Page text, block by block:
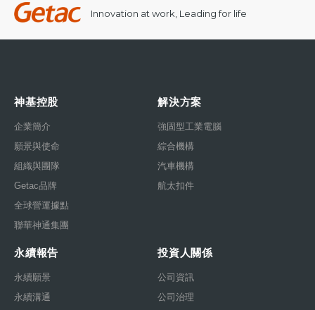
Innovation at work, Leading for life
神基控股
企業簡介
願景與使命
組織與團隊
Getac品牌
全球營運據點
聯華神通集團
解決方案
強固型工業電腦
綜合機構
汽車機構
航太扣件
永續報告
永續願景
永續溝通
投資人關係
公司資訊
公司治理